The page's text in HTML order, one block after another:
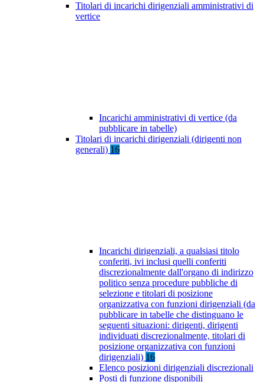
Titolari di incarichi dirigenziali amministrativi di
vertice
Incarichi amministrativi di vertice (da
pubblicare in tabelle)
Titolari di incarichi dirigenziali (dirigenti non
generali) 16
Incarichi dirigenziali, a qualsiasi titolo
conferiti, ivi inclusi quelli conferiti
discrezionalmente dall'organo di indirizzo
politico senza procedure pubbliche di
selezione e titolari di posizione
organizzativa con funzioni dirigenziali (da
pubblicare in tabelle che distinguano le
seguenti situazioni: dirigenti, dirigenti
individuati discrezionalmente, titolari di
posizione organizzativa con funzioni
dirigenziali) 16
Elenco posizioni dirigenziali discrezionali
Posti di funzione disponibili